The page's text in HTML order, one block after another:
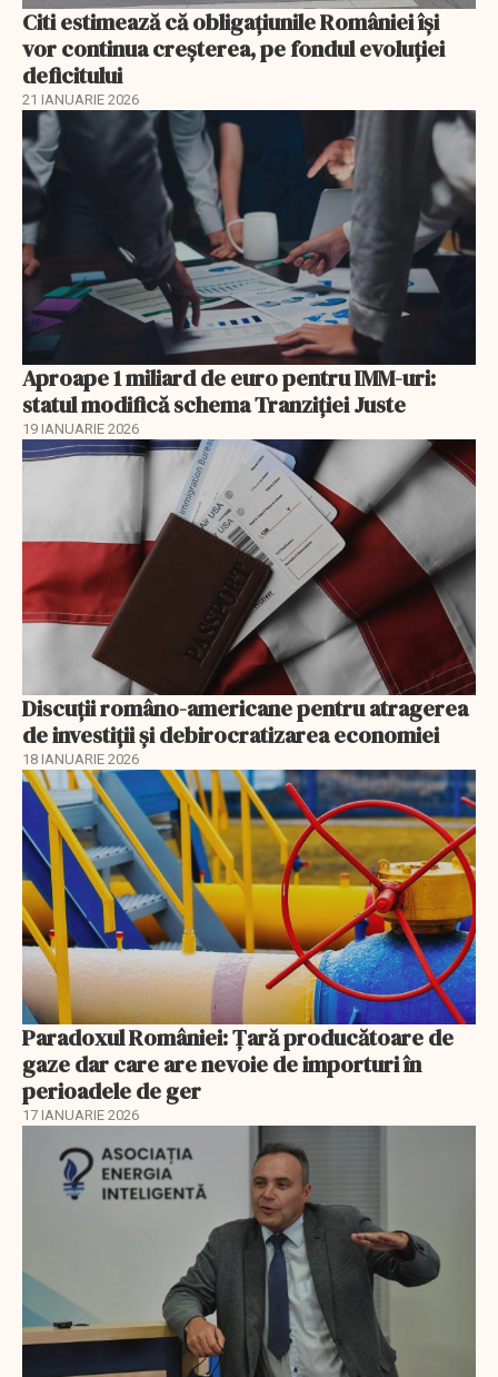
Citi estimează că obligațiunile României își
vor continua creșterea, pe fondul evoluției
deficitului
21 IANUARIE 2026
Aproape 1 miliard de euro pentru IMM-uri:
statul modifică schema Tranziției Juste
19 IANUARIE 2026
Discuţii româno-americane pentru atragerea
de investiţii şi debirocratizarea economiei
18 IANUARIE 2026
Paradoxul României: Ţară producătoare de
gaze dar care are nevoie de importuri în
perioadele de ger
17 IANUARIE 2026